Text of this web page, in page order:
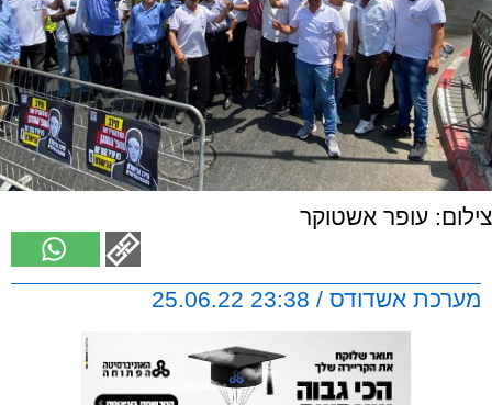
צילום: עופר אשטוקר
מערכת אשדודס / 23:38 25.06.22